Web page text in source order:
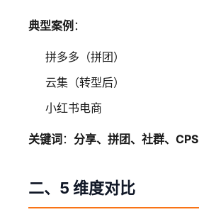
典型案例 ：
拼多多（拼团）
云集（转型后）
小红书电商
关键词 ： 分享、拼团、社群、CPS
二、5 维度对比